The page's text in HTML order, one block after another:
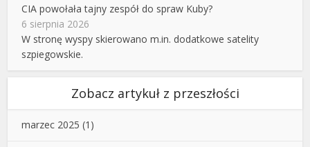
CIA powołała tajny zespół do spraw Kuby?
6 sierpnia 2026
W stronę wyspy skierowano m.in. dodatkowe satelity
szpiegowskie.
Zobacz artykuł z przeszłości
marzec 2025 (1)